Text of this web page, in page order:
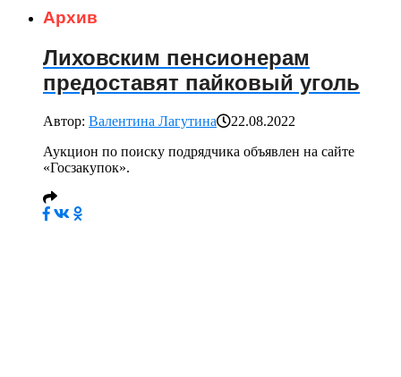
Архив
Лиховским пенсионерам
предоставят пайковый уголь
Автор: Валентина Лагутина
22.08.2022
Аукцион по поиску подрядчика объявлен на сайте
«Госзакупок».